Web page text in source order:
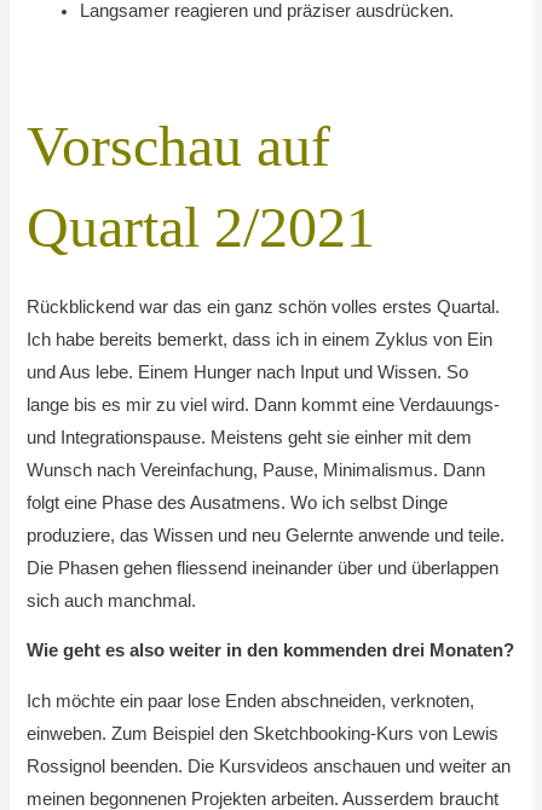
Langsamer reagieren und präziser ausdrücken.
Vorschau auf
Quartal 2/2021
Rückblickend war das ein ganz schön volles erstes Quartal.
Ich habe bereits bemerkt, dass ich in einem Zyklus von Ein
und Aus lebe. Einem Hunger nach Input und Wissen. So
lange bis es mir zu viel wird. Dann kommt eine Verdauungs-
und Integrationspause. Meistens geht sie einher mit dem
Wunsch nach Vereinfachung, Pause, Minimalismus. Dann
folgt eine Phase des Ausatmens. Wo ich selbst Dinge
produziere, das Wissen und neu Gelernte anwende und teile.
Die Phasen gehen fliessend ineinander über und überlappen
sich auch manchmal.
Wie geht es also weiter in den kommenden drei Monaten?
Ich möchte ein paar lose Enden abschneiden, verknoten,
einweben. Zum Beispiel den Sketchbooking-Kurs von Lewis
Rossignol beenden. Die Kursvideos anschauen und weiter an
meinen begonnenen Projekten arbeiten. Ausserdem braucht